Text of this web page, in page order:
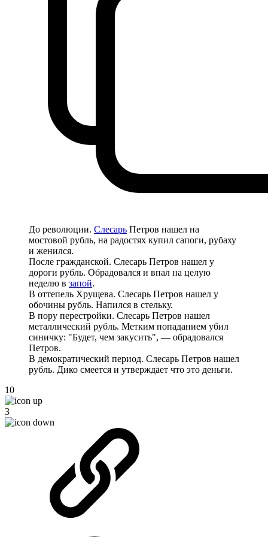
До революции. Слесарь Петров нашел на
мостовой рубль, на радостях купил сапоги, рубаху
и женился.
После гражданской. Слесарь Петров нашел у
дороги рубль. Обрадовался и впал на целую
неделю в запой.
В оттепель Хрущева. Слесарь Петров нашел у
обочины рубль. Напился в стельку.
В пору перестройки. Слесарь Петров нашел
металлический рубль. Метким попаданием убил
синичку: "Будет, чем закусить", — обрадовался
Петров.
В демократический период. Слесарь Петров нашел
рубль. Дико смеется и утверждает что это деньги.
10
3